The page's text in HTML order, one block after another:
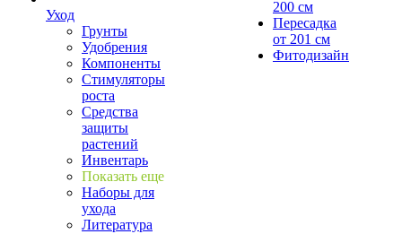
Уход
Грунты
Удобрения
Компоненты
Стимуляторы
роста
Средства
защиты
растений
Инвентарь
Показать еще
Наборы для
ухода
Литература
200 см
Пересадка
от 201 см
Фитодизайн